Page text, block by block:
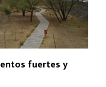
fuertes y